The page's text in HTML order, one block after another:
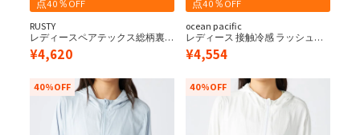
点40％OFF
RUSTY
レディースペアテックス総柄裏
使いラッシュ《シワになりにく
い・軽量速乾・UPF50+≫
¥4,620
点40％OFF
ocean pacific
レディース 接触冷感 ラッシュガ
ード ジップパーカー
¥4,554
40%OFF 40%OFF